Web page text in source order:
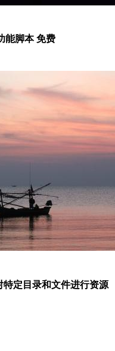
能脚本 免费
特定目录和文件进行资源